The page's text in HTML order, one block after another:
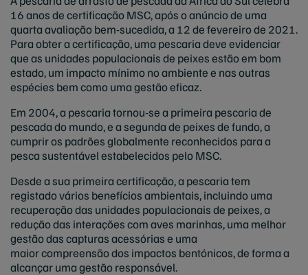
16 anos de certificação MSC, após o anúncio de uma
quarta avaliação bem-sucedida, a 12 de fevereiro de 2021.
Para obter a certificação, uma pescaria deve evidenciar
que as unidades populacionais de peixes estão em bom
estado, um impacto mínimo no ambiente e nas outras
espécies bem como uma gestão eficaz.
Em 2004, a pescaria tornou-se a primeira pescaria de
pescada do mundo, e a segunda de peixes de fundo, a
cumprir os padrões globalmente reconhecidos para a
pesca sustentável estabelecidos pelo MSC.
Desde a sua primeira certificação, a pescaria tem
registado vários benefícios ambientais, incluindo uma
recuperação das unidades populacionais de peixes, a
redução das interações com aves marinhas, uma melhor
gestão das capturas acessórias e uma
maior compreensão dos impactos bentónicos, de forma a
alcançar uma gestão responsável.